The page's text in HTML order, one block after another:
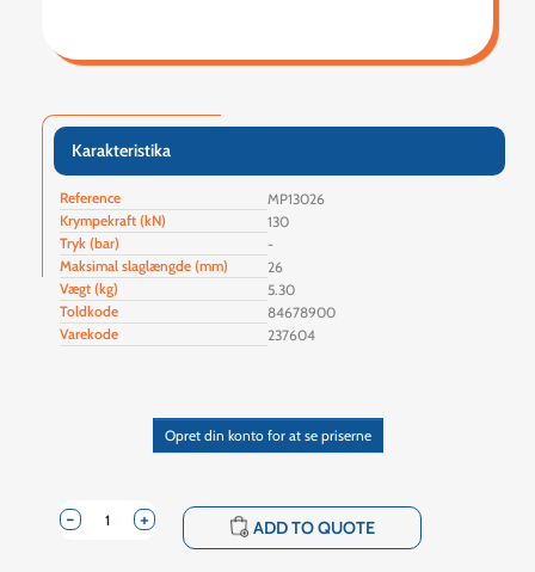
Karakteristika
Reference
MP13026
Krympekraft (kN)
130
Tryk (bar)
-
Maksimal slaglængde (mm)
26
Vægt (kg)
5.30
Toldkode
84678900
Varekode
237604
Opret din konto for at se priserne
+
- shopping_cart ADD TO QUOTE